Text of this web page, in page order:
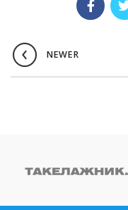
NEWER